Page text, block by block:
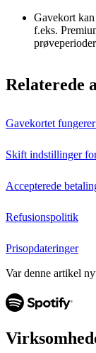
Gavekort
f.eks.
Relaterede
Gavekortet
Skift indstillinger
Accepterede
Refusionspolitik
Prisopdateringer
Var denne artikel